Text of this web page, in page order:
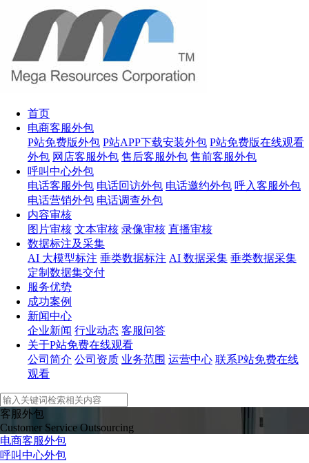
首页
电商客服外包
P站免费版外包 P站APP下载安装外包 P站免费版在线观看
外包 网店客服外包 售后客服外包 售前客服外包
呼叫中心外包
电话客服外包 电话回访外包 电话邀约外包 呼入客服外包
电话营销外包 电话调查外包
内容审核
图片审核 文本审核 录像审核 直播审核
数据标注及采集
AI 大模型标注 垂类数据标注 AI 数据采集 垂类数据采集
定制数据集交付
服务优势
成功案例
新闻中心
企业新闻 行业动态 客服问答
关于P站免费在线观看
公司简介 公司资质 业务范围 运营中心 联系P站免费在线
观看
客服外包
Customer Service Outsourcing
电商客服外包
呼叫中心外包